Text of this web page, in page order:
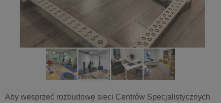
Aby wesprzeć rozbudowę sieci Centrów Specjalistycznych